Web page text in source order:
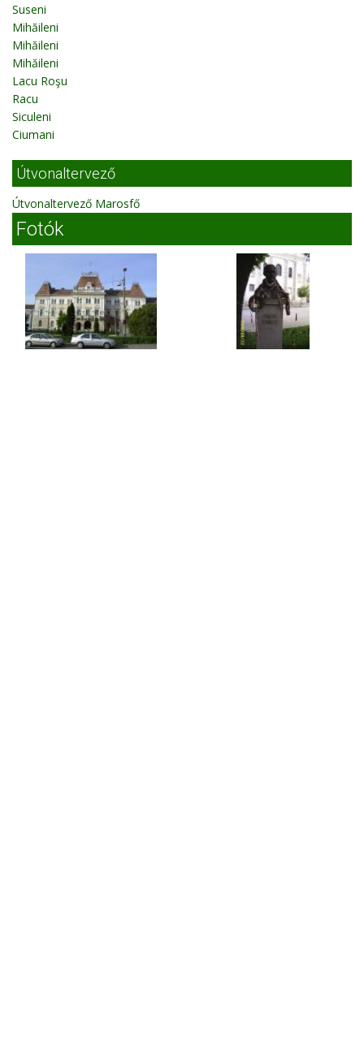
Suseni
Mihăileni
Mihăileni
Mihăileni
Lacu Roşu
Racu
Siculeni
Ciumani
Útvonaltervező
Útvonaltervező Marosfő
Fotók